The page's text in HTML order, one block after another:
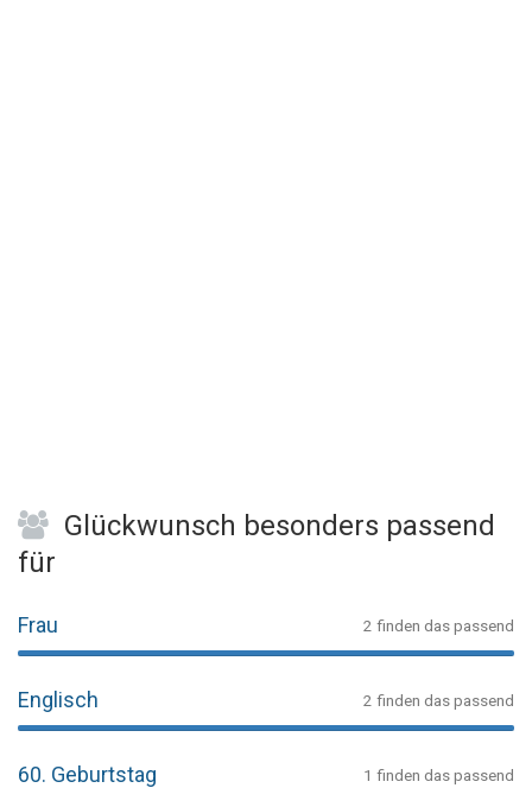
Glückwunsch besonders passend
für
Frau 2 finden das passend
Englisch 2 finden das passend
60. Geburtstag 1 finden das passend